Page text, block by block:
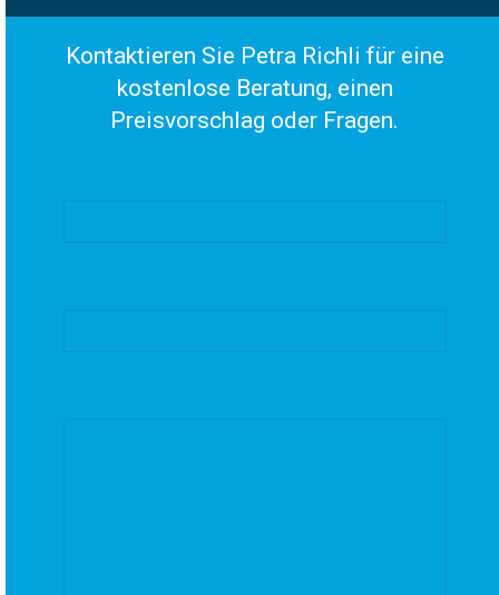
Kontaktieren Sie Petra Richli für eine
kostenlose Beratung, einen
Preisvorschlag oder Fragen.